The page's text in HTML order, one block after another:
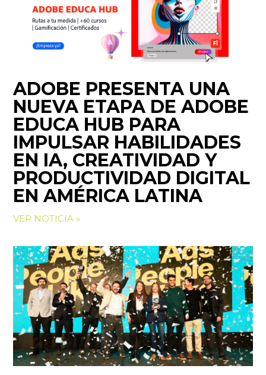
ADOBE PRESENTA UNA
NUEVA ETAPA DE ADOBE
EDUCA HUB PARA
IMPULSAR HABILIDADES
EN IA, CREATIVIDAD Y
PRODUCTIVIDAD DIGITAL
EN AMÉRICA LATINA
VER NOTICIA »